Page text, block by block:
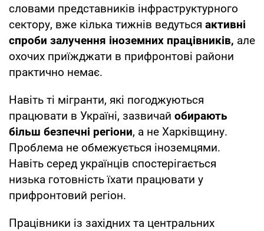
словами представників інфраструктурного
сектору, вже кілька тижнів ведуться активні
спроби залучення іноземних працівників, але
охочих приїжджати в прифронтові райони
практично немає.
Навіть ті мігранти, які погоджуються
працювати в Україні, зазвичай обирають
більш безпечні регіони, а не Харківщину.
Проблема не обмежується іноземцями.
Навіть серед українців спостерігається
низька готовність їхати працювати у
прифронтовий регіон.
Працівники із західних та центральних